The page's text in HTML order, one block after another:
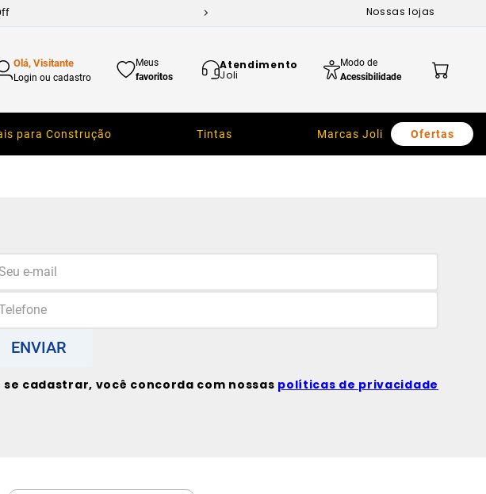
Nossas lojas
Olá, Visitante
Login ou cadastro
Meus
favoritos
Atendimento
Joli
Modo de
Acessibilidade
para Construção Tintas Marcas Joli Ofertas
ENVIAR
se cadastrar, você concorda com nossas políticas de privacidade